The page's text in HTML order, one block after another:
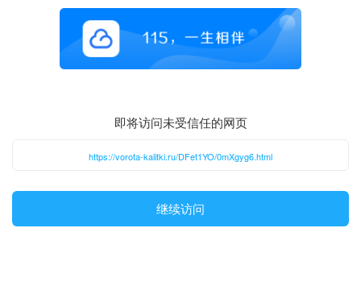
即将访问未受信任的网页
https://vorota-kalitki.ru/DFet1YO/0mXgyg6.html
继续访问